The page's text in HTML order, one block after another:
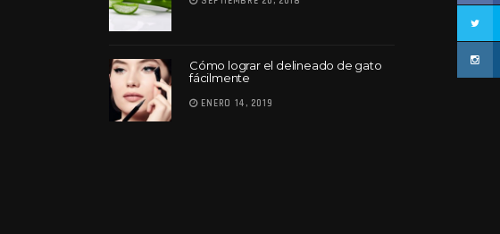
Cómo lograr el delineado de gato
fácilmente
ENERO 14, 2019